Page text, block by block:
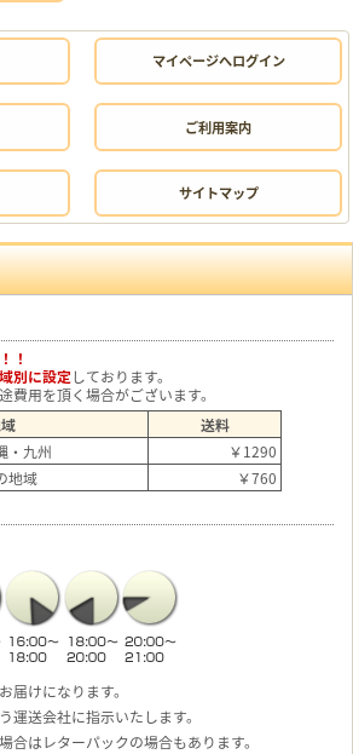
マイページへログイン
ご利用案内
サイトマップ
！
別に設定しております。
用を頂く場合がございます。
送料
・九州
￥1290
地域
￥760
届けになります。
運送会社に指示いたします。
合はレターパックの場合もあります。